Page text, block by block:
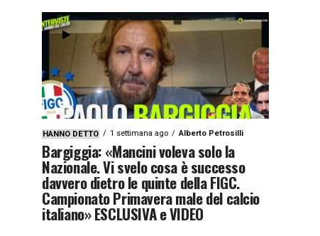
HANNO DETTO 1 settimana ago Alberto Petrosilli
Bargiggia: «Mancini voleva solo la
Nazionale. Vi svelo cosa è successo
davvero dietro le quinte della FIGC.
Campionato Primavera male del calcio
italiano» ESCLUSIVA e VIDEO